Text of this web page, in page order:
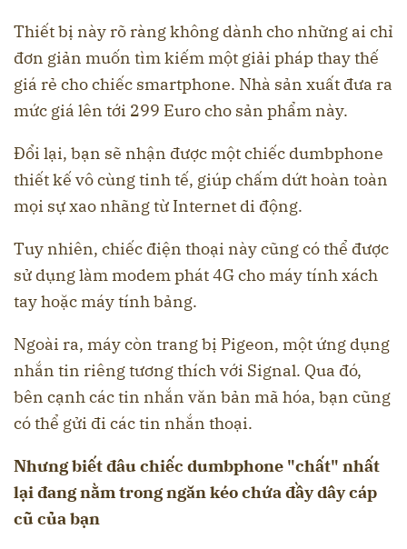
Thiết bị này rõ ràng không dành cho những ai chỉ
đơn giản muốn tìm kiếm một giải pháp thay thế
giá rẻ cho chiếc smartphone. Nhà sản xuất đưa ra
mức giá lên tới 299 Euro cho sản phẩm này.
Đổi lại, bạn sẽ nhận được một chiếc dumbphone
thiết kế vô cùng tinh tế, giúp chấm dứt hoàn toàn
mọi sự xao nhãng từ Internet di động.
Tuy nhiên, chiếc điện thoại này cũng có thể được
sử dụng làm modem phát 4G cho máy tính xách
tay hoặc máy tính bảng.
Ngoài ra, máy còn trang bị Pigeon, một ứng dụng
nhắn tin riêng tương thích với Signal. Qua đó,
bên cạnh các tin nhắn văn bản mã hóa, bạn cũng
có thể gửi đi các tin nhắn thoại.
Nhưng biết đâu chiếc dumbphone "chất" nhất
lại đang nằm trong ngăn kéo chứa đầy dây cáp
cũ của bạn